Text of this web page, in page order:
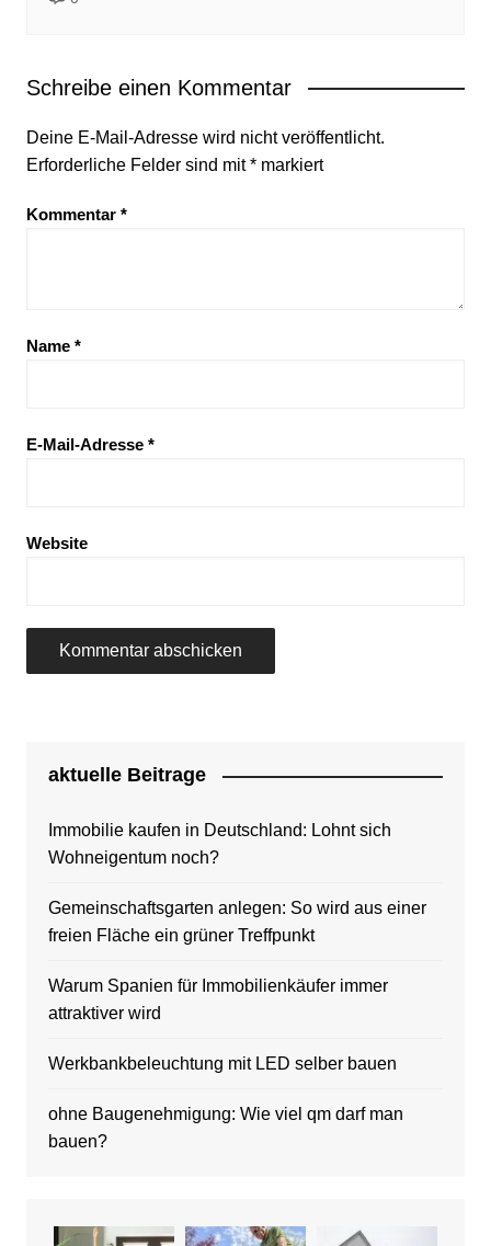
Schreibe einen Kommentar
Deine E-Mail-Adresse wird nicht veröffentlicht.
Erforderliche Felder sind mit*markiert
Kommentar *
Name *
E-Mail-Adresse *
Website
aktuelle Beitrage
Immobilie kaufen in Deutschland: Lohnt sich
Wohneigentum noch?
Gemeinschaftsgarten anlegen: So wird aus einer
freien Fläche ein grüner Treffpunkt
Warum Spanien für Immobilienkäufer immer
attraktiver wird
Werkbankbeleuchtung mit LED selber bauen
ohne Baugenehmigung: Wie viel qm darf man
bauen?